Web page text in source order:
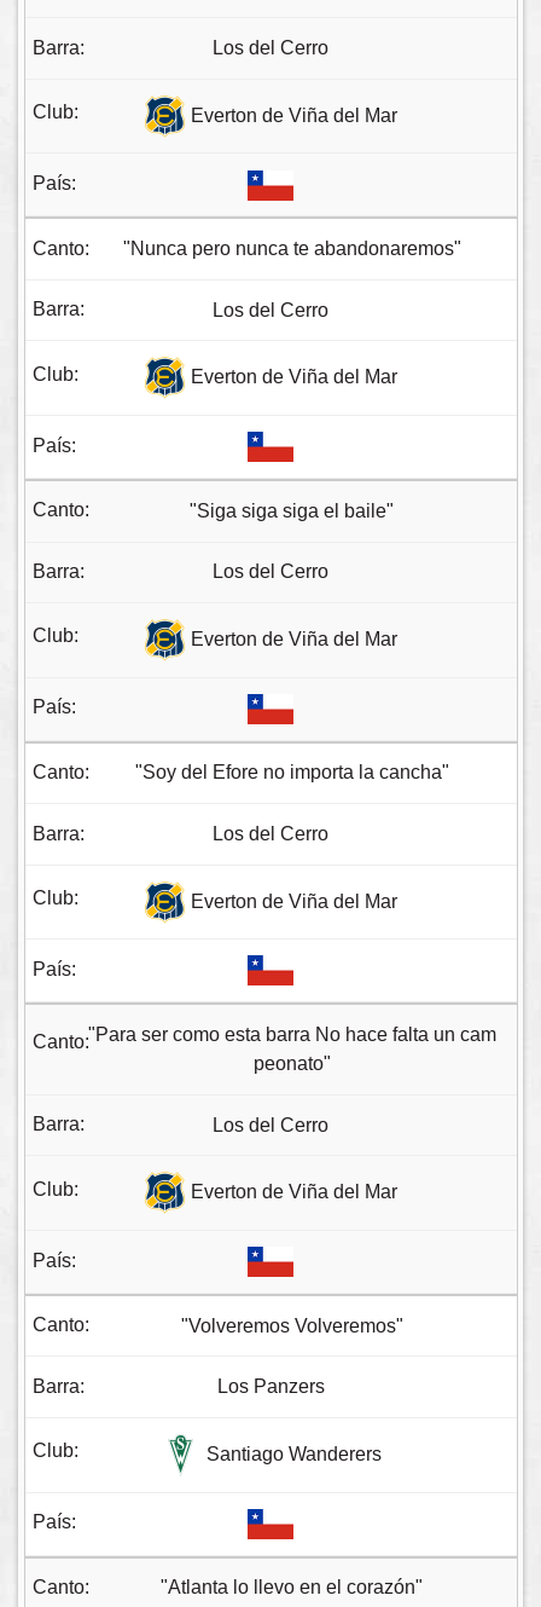
Los del Cerro
Everton de Viña del Mar
"Nunca pero nunca te abandonaremos"
Los del Cerro
Everton de Viña del Mar
"Siga siga siga el baile"
Los del Cerro
Everton de Viña del Mar
"Soy del Efore no importa la cancha"
Los del Cerro
Everton de Viña del Mar
"Para ser como esta barra No hace falta un cam
peonato"
Los del Cerro
Everton de Viña del Mar
"Volveremos Volveremos"
Los Panzers
Santiago Wanderers
"Atlanta lo llevo en el corazón"